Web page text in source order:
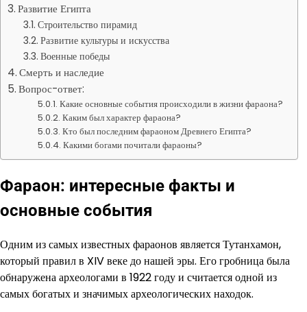
Развитие Египта
Строительство пирамид
Развитие культуры и искусства
Военные победы
Смерть и наследие
Вопрос-ответ:
Какие основные события происходили в жизни фараона?
Каким был характер фараона?
Кто был последним фараоном Древнего Египта?
Какими богами почитали фараоны?
Фараон: интересные факты и
основные события
Одним из самых известных фараонов является Тутанхамон,
который правил в XIV веке до нашей эры. Его гробница была
обнаружена археологами в 1922 году и считается одной из
самых богатых и значимых археологических находок.